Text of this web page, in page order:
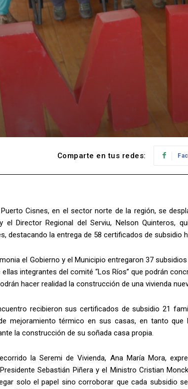
Comparte en tus redes:
Cisnes, en el sector norte de la región, se
el Director Regional del Serviu, Nelson Quinteros,
destacando la entrega de 58 certificados de subsidio
el Gobierno y el Municipio entregaron 37
ellas integrantes del comité “Los Ríos” que podrán
hacer realidad la construcción de una vivienda
recibieron sus certificados de subsidio 21
mejoramiento térmico en sus casas, en tanto
la construcción de su soñada casa propia.
la Seremi de Vivienda, Ana María Mora,
Sebastián Piñera y el Ministro Cristian
solo el papel sino corroborar que cada subsidio